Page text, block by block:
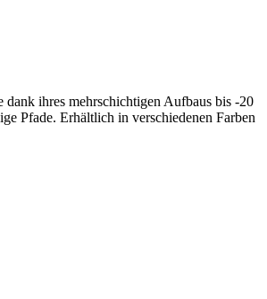
dank ihres mehrschichtigen Aufbaus bis -20
Pfade. Erhältlich in verschiedenen Farben